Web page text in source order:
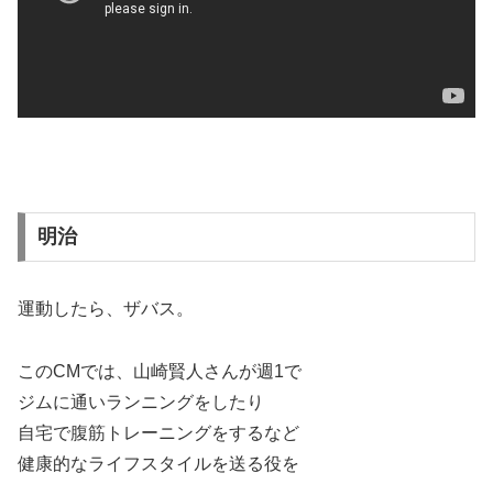
明治
運動したら、ザバス。
このCMでは、山崎賢人さんが週1で
ジムに通いランニングをしたり
自宅で腹筋トレーニングをするなど
健康的なライフスタイルを送る役を